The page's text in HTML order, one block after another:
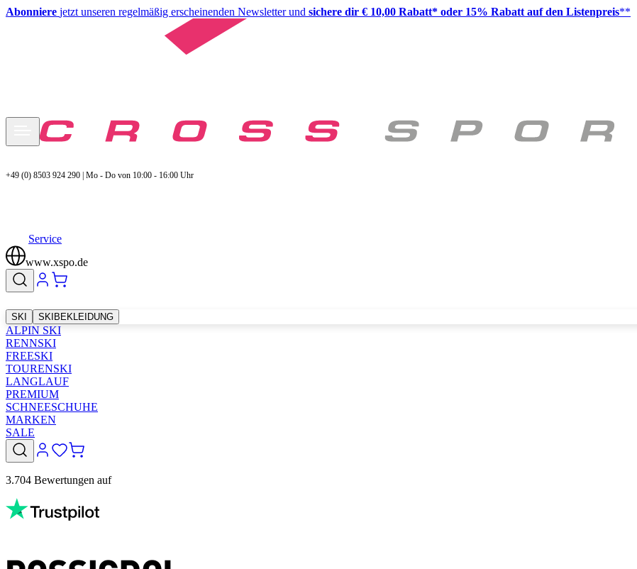
Abonniere jetzt unseren regelmäßig erscheinenden Newsletter und sichere dir € 10,00 Rabatt* oder 15% Rabatt auf den Listenpreis**
+49 (0) 8503 924 290 | Mo - Do von 10:00 - 16:00 Uhr
Service
www.xspo.de
SKI SKIBEKLEIDUNG
ALPIN SKI
RENNSKI
FREESKI
TOURENSKI
LANGLAUF
PREMIUM
SCHNEESCHUHE
MARKEN
SALE
3.704 Bewertungen auf